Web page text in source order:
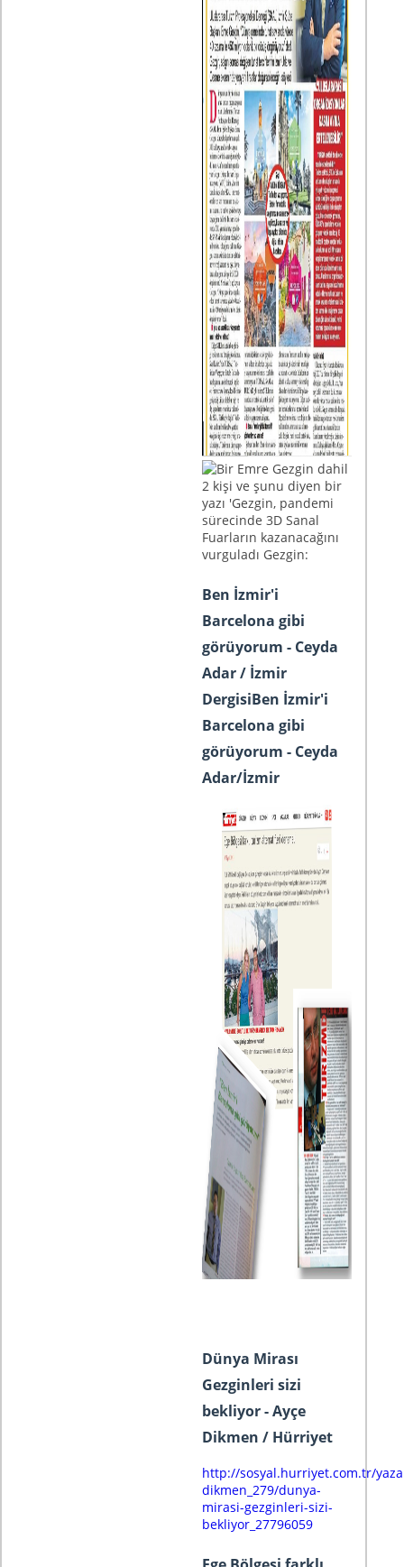
Ben İzmir'i
Barcelona gibi
görüyorum - Ceyda
Adar / İzmir
DergisiBen İzmir'i
Barcelona gibi
görüyorum - Ceyda
Adar/İzmir
Dünya Mirası
Gezginleri sizi
bekliyor - Ayçe
Dikmen / Hürriyet
http://sosyal.hurriyet.com.tr/
dikmen_279/dunya-
mirasi-gezginleri-sizi-
bekliyor_27796059